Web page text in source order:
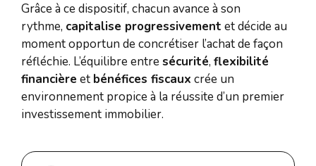
Grâce à ce dispositif, chacun avance à son
rythme, capitalise progressivement et décide au
moment opportun de concrétiser l’achat de façon
réfléchie. L’équilibre entresécurité, flexibilité
financière et bénéfices fiscaux crée un
environnement propice à la réussite d’un premier
investissement immobilier.